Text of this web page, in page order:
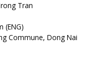
Tran
(ENG)
Commune, Dong Nai